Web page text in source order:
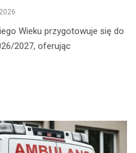
Wieku przygotowuje się do
2027, oferując